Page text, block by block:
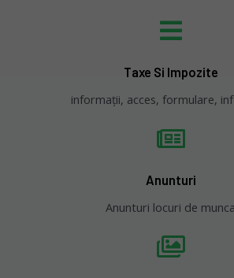
Taxe Si Impozite
informații, acces, formulare,
Anunturi
Anunturi locuri de munca